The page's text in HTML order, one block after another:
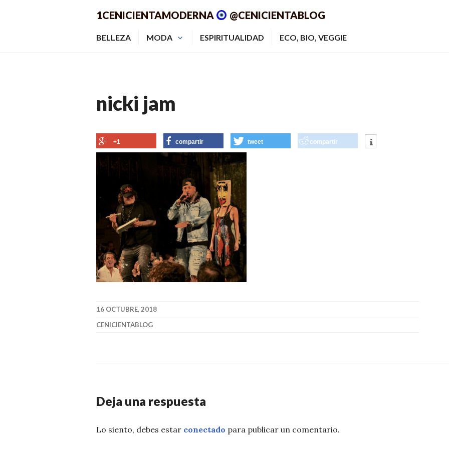
1CENICIENTAMODERNA @CENICIENTABLOG
BELLEZA MODA ESPIRITUALIDAD ECO, BIO, VEGGIE
nicki jam
+1 compartir tweet compartir
16 OCTUBRE, 2018
CENICIENTABLOG
Deja una respuesta
Lo siento, debes estar conectado para publicar un comentario.